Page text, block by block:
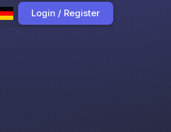
Login / Register